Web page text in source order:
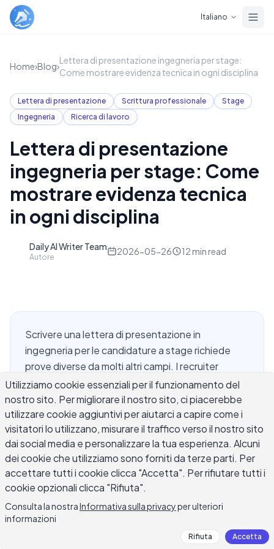
Italiano
Home›Blog›
Lettera di presentazione ingegneria per stage:
Come mostrare evidenza tecnica in ogni disciplina
Lettera di presentazione Scrittura professionale
Stage
Ingegneria
Ricerca di lavoro
Lettera di presentazione
ingegneria per stage: Come
mostrare evidenza tecnica
in ogni disciplina
Daily AI Writer Team
Autore
2026-05-26 12 min read
Scrivere una lettera di presentazione in
ingegneria per le candidature a stage richiede
prove diverse da molti altri campi. I recruiter
presso aziende di ingegneria, aziende
tecnologiche e organizzazioni industriali vogliono
vedere che puoi risolvere problemi tecnici, non
solo che sei entusiasta dell'ingegneria. Questo
significa sostituire affermazioni vaghe con output
specifici dei tuoi corsi, lavori di laboratorio,
progetti di design, modelli CAD, repository di
codice e lavori capstone. Questa guida copre
cosa inserire in una forte lettera di presentazione
per stage in ingegneria, come adattarla per ruoli
meccanici, elettrici, software, civili e chimici, e
Utilizziamo cookie essenziali per il funzionamento del
nostro sito. Per migliorare il nostro sito, ci piacerebbe
utilizzare cookie aggiuntivi per aiutarci a capire come i
visitatori lo utilizzano, misurare il traffico verso il nostro sito
dai social media e personalizzare la tua esperienza. Alcuni
dei cookie che utilizziamo sono forniti da terze parti. Per
accettare tutti i cookie clicca "Accetta". Per rifiutare tutti i
cookie opzionali clicca "Rifiuta".
Consulta la nostraInformativa sulla privacyper ulteriori
informazioni
Rifiuta Accetta